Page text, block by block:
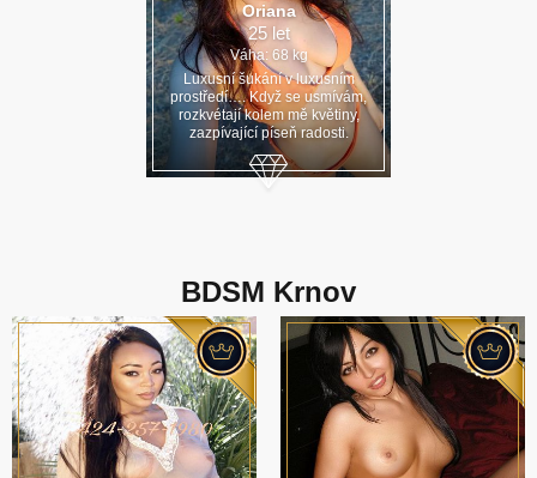
Oriana
25 let
Váha: 68 kg
Luxusní šukání v luxusním
prostředí…. Když se usmívám,
rozkvétají kolem mě květiny,
zazpívající píseň radosti.
BDSM Krnov